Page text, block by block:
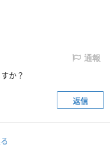
通報
か？
返信